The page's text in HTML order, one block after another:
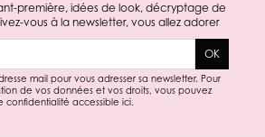
première, idées de look, décryptage de
vous à la newsletter, vous allez adorer
OK
mail pour vous adresser sa newsletter. Pour
de vos données et vos droits, vous pouvez
confidentialité accessible ici.